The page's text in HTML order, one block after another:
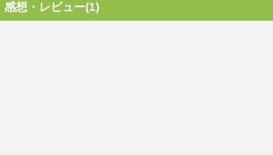
感想・レビュー(1)